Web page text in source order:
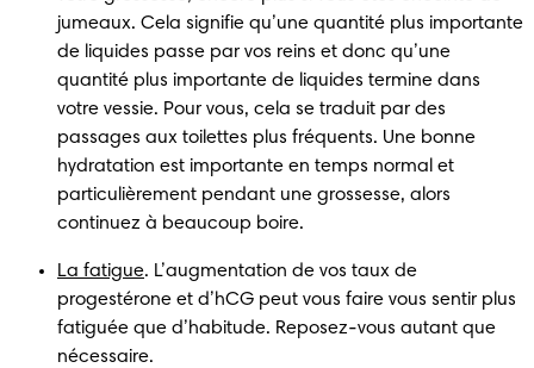
jumeaux. Cela signifie qu’une quantité plus importante
de liquides passe par vos reins et donc qu’une
quantité plus importante de liquides termine dans
votre vessie. Pour vous, cela se traduit par des
passages aux toilettes plus fréquents. Une bonne
hydratation est importante en temps normal et
particulièrement pendant une grossesse, alors
continuez à beaucoup boire.
La fatigue. L’augmentation de vos taux de
progestérone et d’hCG peut vous faire vous sentir plus
fatiguée que d’habitude. Reposez-vous autant que
nécessaire.